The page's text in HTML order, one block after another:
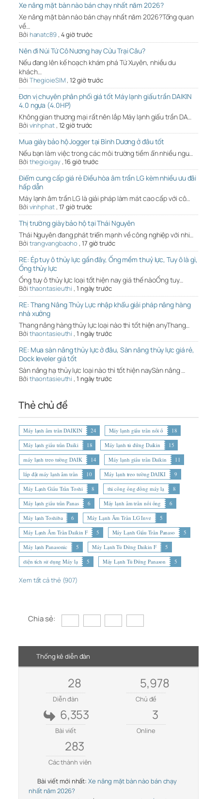
Xe nâng mặt bàn nào bán chạy nhất năm 2026?
Xe nâng mặt bàn nào bán chạy nhất năm 2026?Tổng quan
về…
Bởi hanatc89, 4 giờ trước
Nên đi Núi Tứ Cô Nương hay Cửu Trại Câu?
Nếu đang lên kế hoạch khám phá Tứ Xuyên, nhiều du
khách…
Bởi ThegioieSIM,12 giờ trước
Đơn vị chuyên phân phối giá tốt Máy lạnh giấu trần DAIKIN
4.0 ngựa (4.0HP)
Không gian thương mại rất nên lắp Máy lạnh giấu trần DA…
Bởi vinhphat, 12 giờ trước
Mua giày bảo hộ Jogger tại Bình Dương ở đâu tốt
Nếu bạn làm việc trong các môi trường tiềm ẩn nhiều ngu…
Bởi thegioigay,16 giờ trước
Điểm cung cấp giá rẻ Điều hòa âm trần LG kèm nhiều ưu đãi
hấp dẫn
Máy lạnh âm trần LG là giải pháp làm mát cao cấp với cô…
Bởi vinhphat, 17 giờ trước
Thị trường giày bảo hộ tại Thái Nguyên
Thái Nguyên đang phát triển mạnh về công nghiệp với nhi…
Bởi trangvangbaoho , 17 giờ trước
RE: Ép tuy ô thủy lực gần đây, Ống mềm thuỷ lực, Tuy ô là gì,
Ống thủy lực
Ống tuy ô thủy lực loại tốt hiện nay giá thế nàoỐng tuy…
Bởi thaontasieuthi , 1 ngày trước
RE: Thang Nâng Thủy Lực nhập khẩu giải pháp nâng hàng
nhà xưởng
Thang nâng hàng thủy lực loại nào thì tốt hiện anyThang…
Bởi thaontasieuthi , 1 ngày trước
RE: Mua sàn nâng thủy lực ở đâu, Sàn nâng thủy lực giá rẻ,
Dock leveler giá tốt
Sàn nâng hạ thủy lực loại nào thì tốt hiện naySàn nâng …
Bởi thaontasieuthi , 1 ngày trước
Thẻ chủ đề
Máy lạnh âm trần DAIKIN 24 Máy lạnh giấu trần nối ố
18
Máy lạnh giấu trần Daiki
18 Máy lạnh tủ đứng Daikin
15
máy lạnh treo tường DAIK
14 Máy lạnh giấu trần Daikin
11
lắp đặt máy lạnh âm trần
10 Máy lạnh treo tường DAIKI
9
Máy Lạnh Giấu Trần Toshi
8 thi công ống đồng máy lạ
8
Máy lạnh giấu trần Panas
6 Máy lạnh âm trần nối ống
6
Máy lạnh Toshiba
6 Máy Lạnh Âm Trần LG Inve
5
Máy Lạnh Âm Trần Daikin F
5 Máy Lạnh Giấu Trần Panaso
5
Máy lạnh Panasonic
5 Máy Lạnh Tủ Đứng Daikin F
5
diện tích sử dụng Máy lạ
5 Máy Lạnh Tủ Đứng Panason 5
Xem tất cả thẻ (907)
Chia sẻ:
Thống kê diễn đàn
28
Diễn đàn
5,978
Chủ đề
6,353
Bài viết
3
Online
283
Các thành viên
Bài viết mới nhất: Xe nâng mặt bàn nào bán chạy
nhất năm 2026?